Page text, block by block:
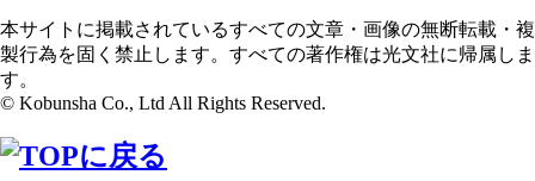
本サイトに掲載されているすべての文章・画像の無断転載・複
製行為を固く禁止します。すべての著作権は光文社に帰属しま
す。
© Kobunsha Co., Ltd All Rights Reserved.